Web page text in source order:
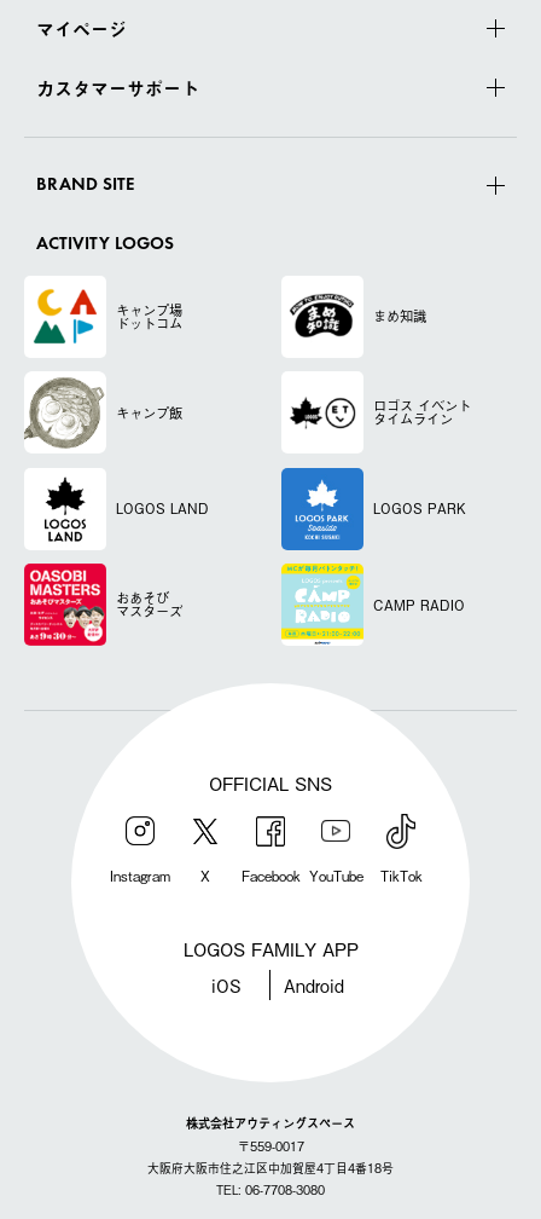
マイページ
カスタマーサポート
BRAND SITE
ACTIVITY LOGOS
キャンプ場
ドットコム まめ知識
キャンプ飯 ロゴス イベント
タイムライン
LOGOS LAND LOGOS PARK
おあそび
マスターズ CAMP RADIO
OFFICIAL SNS
Instagram X Facebook YouTube TikTok
LOGOS FAMILY APP
iOS Android
株式会社アウティングスペース
〒559-0017
大阪府大阪市住之江区中加賀屋4丁目4番18号
TEL: 06-7708-3080